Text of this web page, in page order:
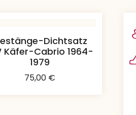
Dichtsatz
Käfer-Cabrio 1964-
1979
75,00 €